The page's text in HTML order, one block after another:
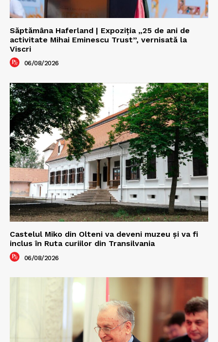
Săptămâna Haferland | Expoziţia „25 de ani de
activitate Mihai Eminescu Trust”, vernisată la
Viscri
06/08/2026
Castelul Miko din Olteni va deveni muzeu şi va fi
inclus în Ruta curiilor din Transilvania
06/08/2026